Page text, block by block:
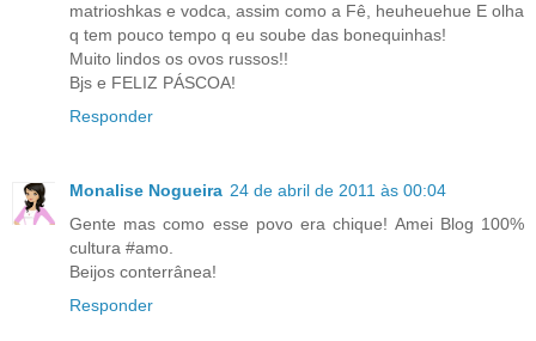
matrioshkas e vodca, assim como a Fê, heuheuehue E olha
q tem pouco tempo q eu soube das bonequinhas!
Muito lindos os ovos russos!!
Bjs e FELIZ PÁSCOA!
Responder
Monalise Nogueira 24 de abril de 2011 às 00:04
Gente mas como esse povo era chique! Amei Blog 100%
cultura #amo.
Beijos conterrânea!
Responder